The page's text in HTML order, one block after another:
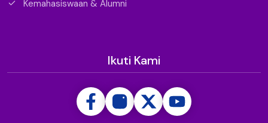
Kemahasiswaan & Alumni
Ikuti Kami